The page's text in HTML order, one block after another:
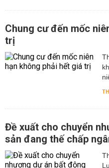
Chung cư đến mốc
trị
Đề xuất cho chuyển
sản đang thế chấp